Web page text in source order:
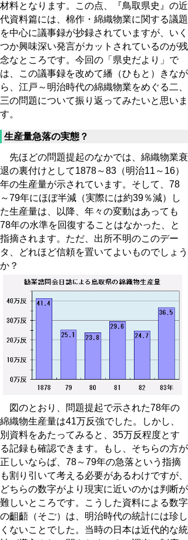
材料となります。この点、『鳥取県史』の近
代資料篇には、棉作・綿織物業に関する議題
を中心に議事録が抄録されていますが、いく
つか興味深い発言がカットされているのが残
念なところです。今回の「県史だより」で
は、この議事録を改めて繙（ひもと）きなが
ら、江戸～明治時代の綿織物業をめぐる二、
三の問題について振り返ってみたいと思いま
す。
生産量急落の実態？
先ほどの問題提起のなかでは、綿織物業衰
退の裏付けとして1878～83（明治11～16）
年の生産量が示されています。そして、78
～79年にほぼ半減（実際には約39％減）し
た生産量は、以降、年々の変動はあっても
78年の水準を回復することはなかった、と
指摘されます。ただ、出所不明のこのデー
タ、どれほど信頼を置いてよいものでしょう
か？
図のとおり、問題提起で示された78年の
綿織物生産量は41万反強でした。しかし、
別資料をあたってみると、35万反程度とす
る記録も確認できます。もし、そちらの方が
正しいならば、78～79年の急落という指摘
も割り引いて考える必要があるわけですが、
どちらの数字がより現実に近いのかは判断が
難しいところです。こうした資料による数字
の齟齬（そご）は、明治時代の統計には珍し
くないことでした。当時の日本は近代的な統